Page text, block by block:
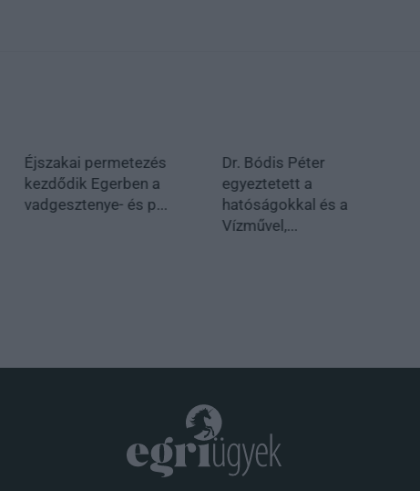
Éjszakai permetezés
kezdődik Egerben a
vadgesztenye- és p...
Dr. Bódis Péter
egyeztetett a
hatóságokkal és a
Vízművel,...